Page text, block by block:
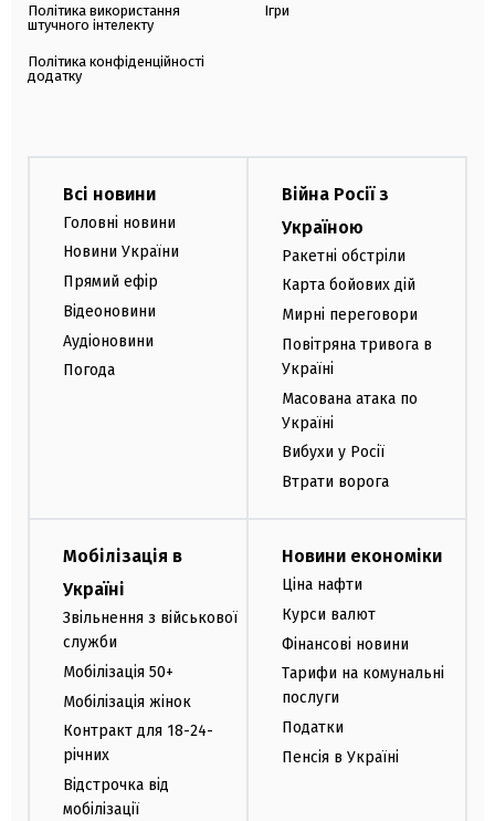
Політика використання
штучного інтелекту
Політика конфіденційності
додатку
Ігри
Всі новини
Головні новини
Новини України
Прямий ефір
Відеоновини
Аудіоновини
Погода
Війна Росії з
Україною
Ракетні обстріли
Карта бойових дій
Мирні переговори
Повітряна тривога в
Україні
Масована атака по
Україні
Вибухи у Росії
Втрати ворога
Мобілізація в
Україні
Звільнення з військової
служби
Мобілізація 50+
Мобілізація жінок
Контракт для 18-24-
річних
Відстрочка від
мобілізації
Новини економіки
Ціна нафти
Курси валют
Фінансові новини
Тарифи на комунальні
послуги
Податки
Пенсія в Україні